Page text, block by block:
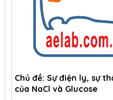
Chủ đề: Sự điện ly, sự
của NaCl và Glucose